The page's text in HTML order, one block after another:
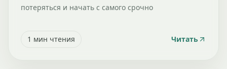
потеряться и начать с самого срочно
1 мин чтения Читать